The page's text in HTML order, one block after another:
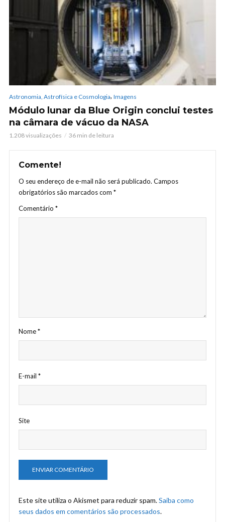
Astronomia, Astrofísica e Cosmologia, Imagens
Módulo lunar da Blue Origin conclui testes
na câmara de vácuo da NASA
1.208 visualizações 36 min de leitura
Comente!
O seu endereço de e-mail não será publicado. Campos
obrigatórios são marcados com *
Comentário *
Nome*
E-mail *
Site
Este site utiliza o Akismet para reduzir spam.Saiba como
seus dados em comentários são processados.